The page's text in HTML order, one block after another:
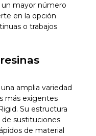
un mayor número
en la opción
o trabajos
amplia variedad
más exigentes
Su estructura
sustituciones
de material